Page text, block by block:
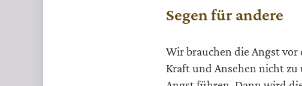
Segen für andere
Wir brauchen die Angst
Kraft und Ansehen nicht